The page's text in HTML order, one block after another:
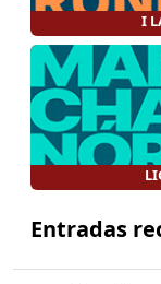
I
Entradas